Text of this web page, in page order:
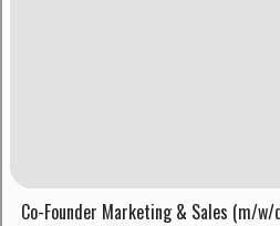
Co-Founder Marketing & Sales (m/